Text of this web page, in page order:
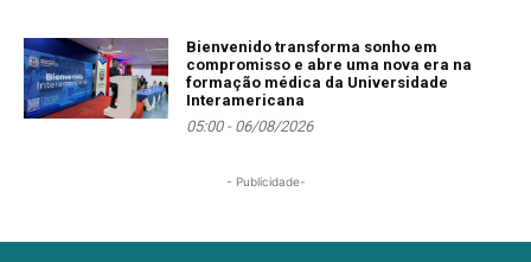
Bienvenido transforma sonho em
compromisso e abre uma nova era na
formação médica da Universidade
Interamericana
05:00 - 06/08/2026
- Publicidade-